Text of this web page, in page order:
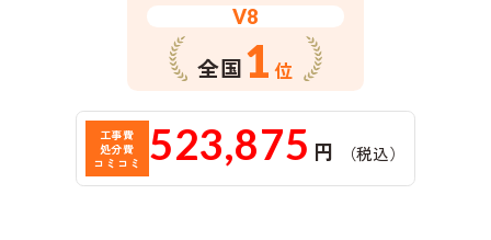
V8
全国1 位
工事費
処分費
コミコミ
523,875 円 （税込）